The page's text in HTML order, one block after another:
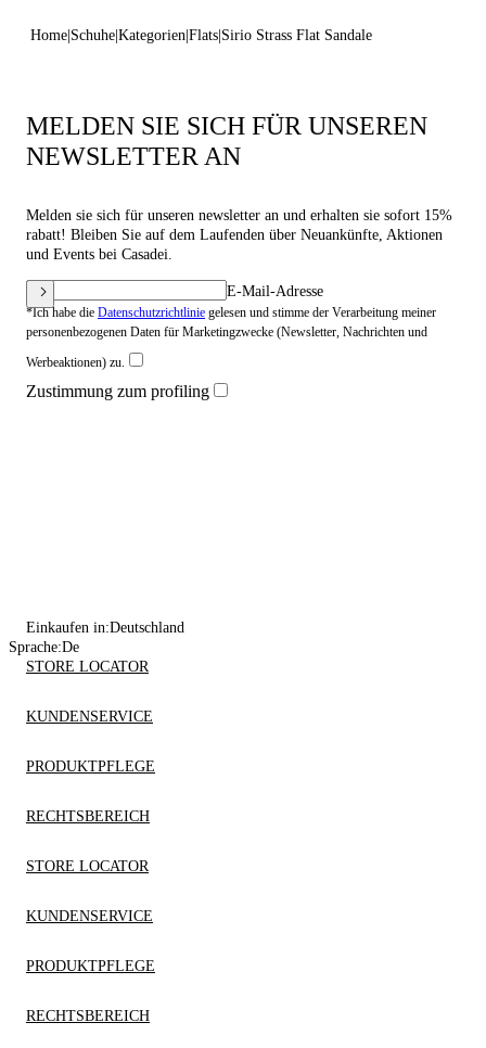
Home Schuhe Kategorien Flats Sirio Strass Flat Sandale
MELDEN SIE SICH FÜR UNSEREN
NEWSLETTER AN
Melden sie sich für unseren newsletter an und erhalten sie sofort 15%
rabatt! Bleiben Sie auf dem Laufenden über Neuankünfte, Aktionen
und Events bei Casadei.
E-Mail-Adresse
*Ich habe die Datenschutzrichtlinie gelesen und stimme der Verarbeitung meiner
personenbezogenen Daten für Marketingzwecke (Newsletter, Nachrichten und
Werbeaktionen) zu.
Zustimmung zum profiling
Einkaufen in:Deutschland
Sprache:De
STORE LOCATOR
KUNDENSERVICE
PRODUKTPFLEGE
RECHTSBEREICH
STORE LOCATOR
KUNDENSERVICE
PRODUKTPFLEGE
RECHTSBEREICH